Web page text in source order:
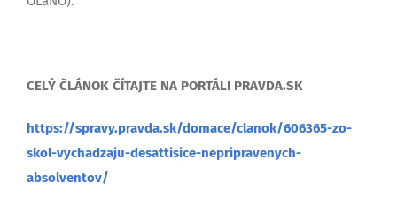
CELÝ ČLÁNOK ČÍTAJTE NA PORTÁLI PRAVDA.SK
https://spravy.pravda.sk/domace/clanok/606365-zo-
skol-vychadzaju-desattisice-nepripravenych-
absolventov/